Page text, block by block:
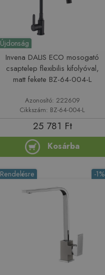
Újdonság
Invena DALIS ECO mosogató
csaptelep flexibilis kifolyóval,
matt fekete BZ-64-004-L
Azonosító: 222609
Cikkszám: BZ-64-004-L
25 781 Ft
Kosárba
-1%
Rendelésre